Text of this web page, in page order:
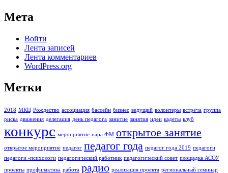
Мета
Войти
Лента записей
Лента комментариев
WordPress.org
Метки
2018 МКЦ Рождество ассоциация бассейн бизнес ведущий волонтеры встреча группа
риска движения делегация день педагога занитие занятия идеи кадеты клуб
конкурс мероприятие нара ФМ открытое занятие
открытое мероприятие педагог педагог года педагог года 2019 педагоги
педагоги -психологи педагогический работник педагогический совет площадка АСОУ
проекты профилактика работа радио реализация проекта региональный семинар